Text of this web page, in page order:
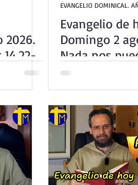
La vida espiritual en frases breves
Retiro Adviento - Navidad
Semana Santa 2025 Semana
Año B Evangelio
2026.
EVANGELIO DOMINICAL.
Evangelio de
Domingo 2
Nada nos
del amor de
14,13-21)